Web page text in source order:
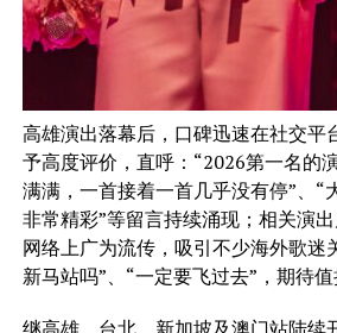
高雄演出落幕后，口碑迅速在社交平
予高度评价，直呼：“2026第一名的
满满，一首接着一首几乎没有停”、“
非常精彩”等留言持续涌现；相关演
网络上广为流传，吸引不少海外歌迷
新马站吗”、“一定要飞过去”，期待值